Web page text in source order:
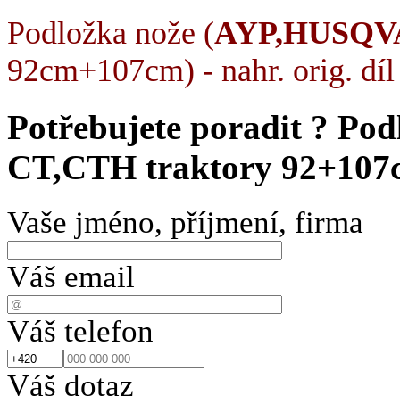
Podložka nože (
92cm+107cm) - nahr. orig.
Potřebujete poradit ?
CT,CTH traktory
Vaše jméno, příjmení, firma
Váš email
Váš telefon
Váš dotaz